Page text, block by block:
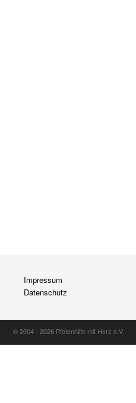
Impressum
Datenschutz
© 2004 - 2026 Pfotenhilfe mit Herz e.V.